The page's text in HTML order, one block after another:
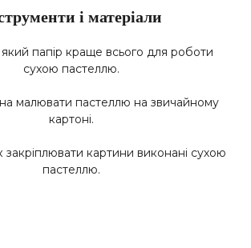
і матеріали
папір краще всього для роботи
сухою пастеллю.
малювати пастеллю на звичайному
картоні.
картини виконані сухою
пастеллю.